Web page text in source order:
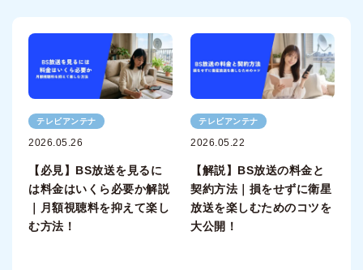
テレビアンテナ
2026.05.26
【必見】BS放送を見るに
は料金はいくら必要か解説
｜月額視聴料を抑えて楽し
む方法！
テレビアンテナ
2026.05.22
【解説】BS放送の料金と
契約方法｜損をせずに衛星
放送を楽しむためのコツを
大公開！